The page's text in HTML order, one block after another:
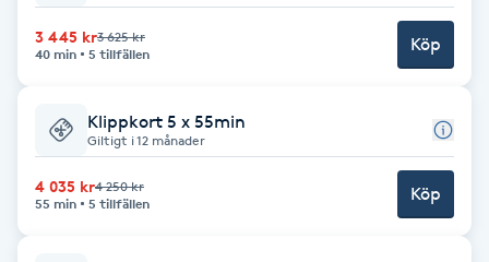
Barnklippning
Bottenfärg
3 445 kr3 625 kr
40 min
5 tillfällen Köp
Klippkort 5 x 55min
Giltigt i 12 månader
4 035 kr4 250 kr
55 min
5 tillfällen Köp